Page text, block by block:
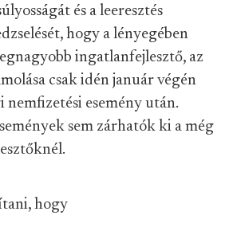
és a leeresztés
hogy a lényegében
ingatlanfejlesztő, az
csak idén január végén
esemény után.
sem zárhatók ki a még
hogy